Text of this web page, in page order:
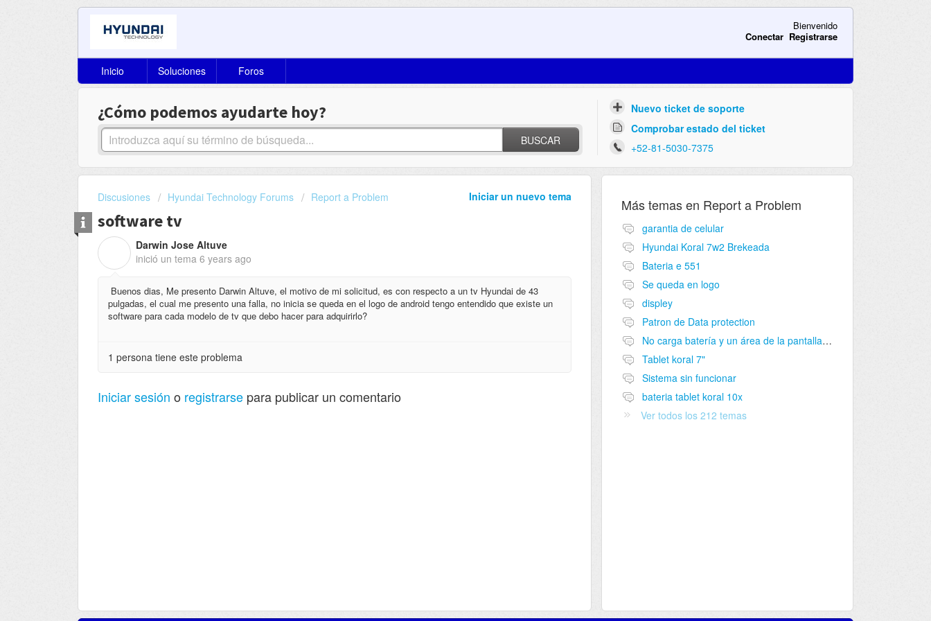
Bienvenido
Conectar Registrarse
Inicio Soluciones Foros
¿Cómo podemos ayudarte hoy?
BUSCAR
Nuevo ticket de soporte
Comprobar estado del ticket
+52-81-5030-7375
Iniciar un nuevo tema
Discusiones Hyundai Technology Forums Report a Problem
software tv
Darwin Jose Altuve
inició un tema 6 years ago
Buenos dias, Me presento Darwin Altuve, el motivo de mi solicitud, es con respecto a un tv Hyundai de 43
pulgadas, el cual me presento una falla, no inicia se queda en el logo de android tengo entendido que existe un
software para cada modelo de tv que debo hacer para adquirirlo?
1 persona tiene este problema
Iniciar sesión o registrarse para publicar un comentario
Más temas en Report a Problem
garantia de celular
Hyundai Koral 7w2 Brekeada
Bateria e 551
Se queda en logo
displey
Patron de Data protection
No carga batería y un área de la pantalla no funciona
Tablet koral 7"
Sistema sin funcionar
bateria tablet koral 10x
Ver todos los 212 temas